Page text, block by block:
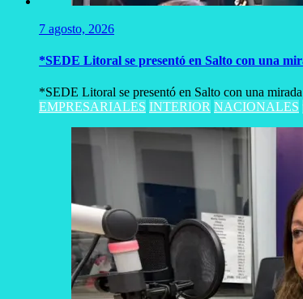
7 agosto, 2026
*SEDE Litoral se presentó en Salto con una
*SEDE Litoral se presentó en Salto con una
EMPRESARIALES INTERIOR NACIONALES